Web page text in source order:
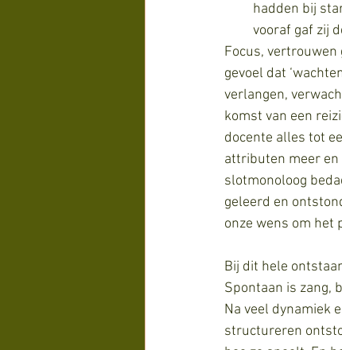
hadden bij
vooraf gaf zij
Focus,
gevoel dat
verlangen,
komst van een
docente alles tot
attributen meer en
slotmonoloog
geleerd en
onze wens om het
Bij dit hele
Spontaan is zang,
Na veel dynamiek
structureren